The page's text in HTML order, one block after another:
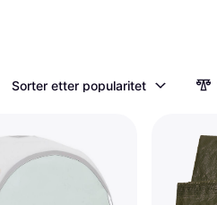
Sorter etter popularitet